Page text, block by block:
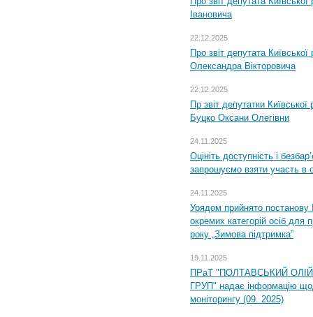
Івановича
22.12.2025
Про звіт депутата
Олександра Вікторовича
22.12.2025
Пр звіт депутатки
Буцко Оксани Олегівни
24.11.2025
Оцініть доступність і
запрошуємо взяти участь в
24.11.2025
Урядом прийнято постанову
окремих категорій осіб для
року „Зимова підтримка”
19.11.2025
ПРаТ "ПОЛТАВСЬКИЙ
ГРУП" надає інформацію
моніторингу (09. 2025)